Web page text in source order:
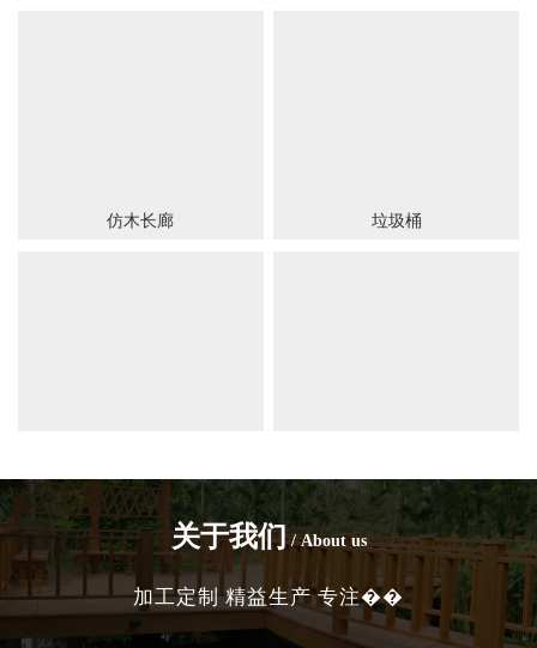
仿木长廊 垃圾桶
关于我们/ About us
加工定制 精益生产 专注��